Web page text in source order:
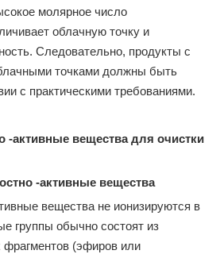
молярное число
облачную точку и
Следовательно, продукты с
точками должны быть
с практическими требованиями.
-активные вещества для очистки
-активные вещества
вещества не ионизируются в
группы обычно состоят из
(эфиров или